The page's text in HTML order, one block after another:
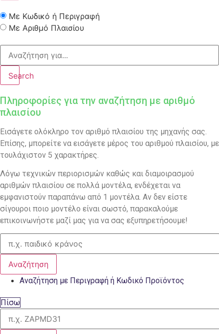
Με Κωδικό ή Περιγραφή
Με Αριθμό Πλαισίου
Search
Πληροφορίες για την αναζήτηση με αριθμό
πλαισίου
Εισάγετε ολόκληρο τον αριθμό πλαισίου της μηχανής σας.
Επίσης, μπορείτε να εισάγετε μέρος του αριθμού πλαισίου, με
τουλάχιστον 5 χαρακτήρες.
Λόγω τεχνικών περιορισμών καθώς και διαμοιρασμού
αριθμών πλαισίου σε πολλά μοντέλα, ενδέχεται να
εμφανιστούν παραπάνω από 1 μοντέλα. Αν δεν είστε
σίγουροι ποιο μοντέλο είναι σωστό, παρακαλούμε
επικοινωνήστε μαζί μας για να σας εξυπηρετήσουμε!
Αναζήτηση
Αναζήτηση με Περιγραφή ή Κωδικό Προϊόντος
Πίσω